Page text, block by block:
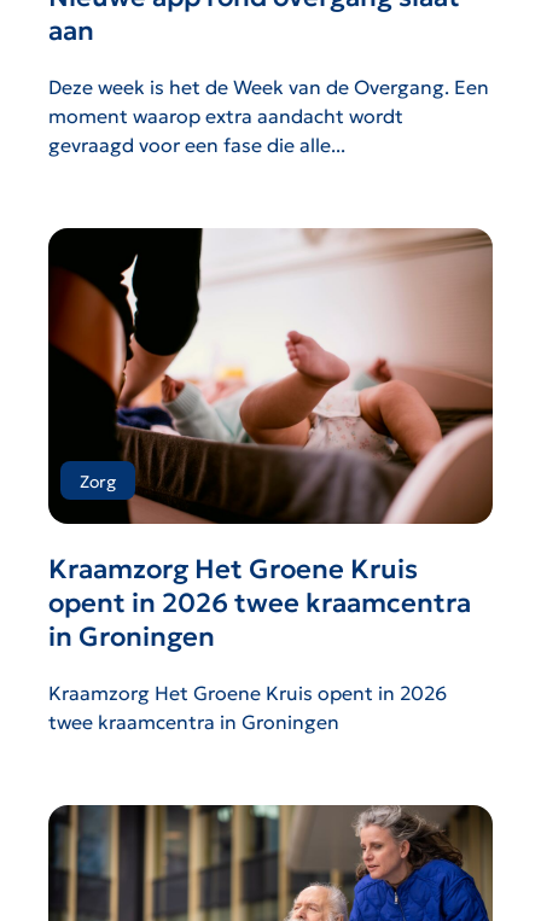
aan
Deze week is het de Week van de Overgang. Een
moment waarop extra aandacht wordt
gevraagd voor een fase die alle...
Zorg
Kraamzorg Het Groene Kruis
opent in 2026 twee kraamcentra
in Groningen
Kraamzorg Het Groene Kruis opent in 2026
twee kraamcentra in Groningen